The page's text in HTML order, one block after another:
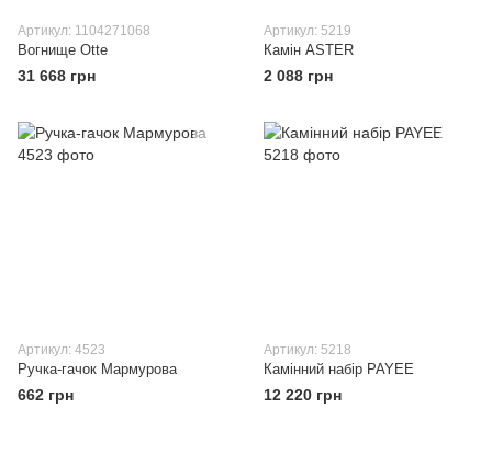
Артикул: 1104271068
Вогнище Otte
31 668 грн
Артикул: 5219
Камін ASTER
2 088 грн
Артикул: 4523
Ручка-гачок Мармурова
662 грн
Артикул: 5218
Камінний набір PAYEE
12 220 грн